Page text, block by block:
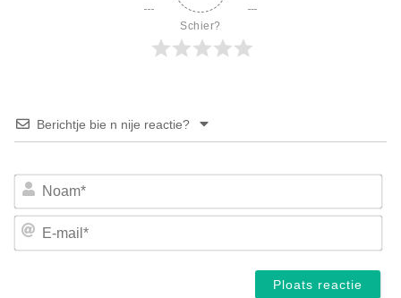
Schier?
Berichtje bie n nije reactie?
E-